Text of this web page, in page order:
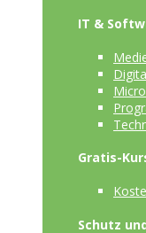
IT &
Gratis-
Schutz